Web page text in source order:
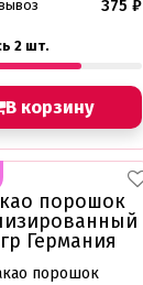
375 ₽
2 шт.
В корзину
порошок